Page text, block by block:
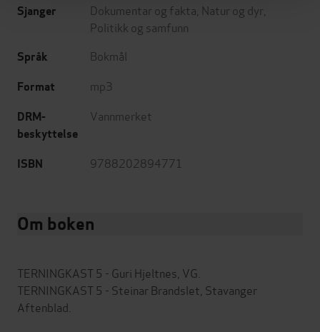
Sjanger Dokumentar og fakta Natur og dyr
Politikk og samfunn
Språk Bokmål
Format mp3
DRM-
beskyttelse
Vannmerket
ISBN 9788202894771
Om boken
TERNINGKAST 5 - Guri Hjeltnes, VG.
TERNINGKAST 5 - Steinar Brandslet, Stavanger
Aftenblad.